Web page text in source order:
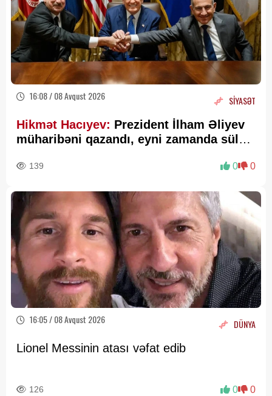
16:08 / 08 Avqust 2026 SİYASƏT
Hikmət Hacıyev: Prezident İlham Əliyev
müharibəni qazandı, eyni zamanda sülhü
139 0 0
16:05 / 08 Avqust 2026 DÜNYA
Lionel Messinin atası vəfat edib
126 0 0